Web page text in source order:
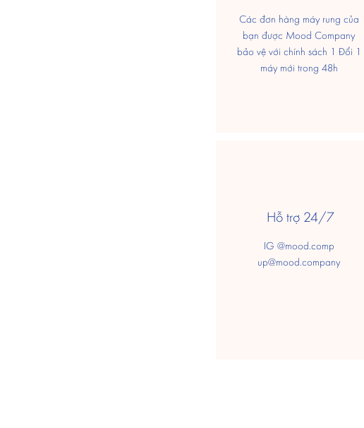
Các đơn hàng máy rung của
bạn được Mood Company
bảo vệ với chính sách 1 Đổi 1
máy mới trong 48h
Hỗ trợ 24/7
IG @mood.comp
up@mood.company